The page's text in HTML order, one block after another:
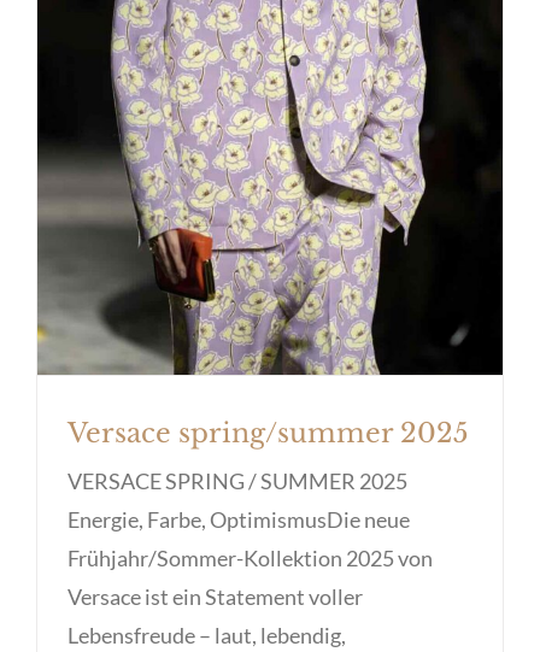
Versace spring/summer 2025
Versace spring/summer 2025
VERSACE SPRING / SUMMER 2025
Energie, Farbe, OptimismusDie neue
Frühjahr/Sommer-Kollektion 2025 von
Versace ist ein Statement voller
Lebensfreude – laut, lebendig,